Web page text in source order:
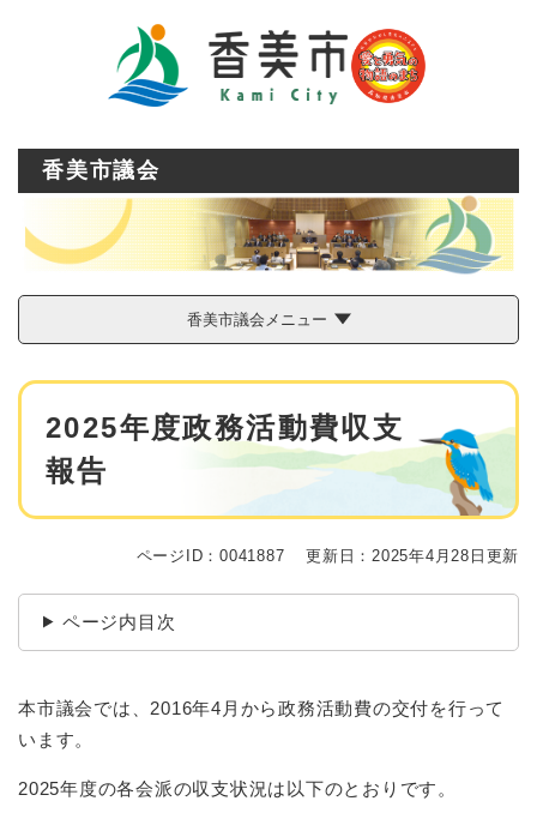
香美市議会
香美市議会メニュー
本
2025年度政務活動費収支
報告
ページID：0041887 更新日：2025年4月28日更新
ページ内目次
本市議会では、2016年4月から政務活動費の交付を行って
います。
2025年度の各会派の収支状況は以下のとおりです。